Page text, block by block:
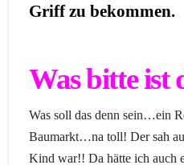
Griff zu bekommen.
Was bitte ist
Was soll das denn sein…ein
Baumarkt…na toll! Der sah
Kind war!! Da hätte ich auch